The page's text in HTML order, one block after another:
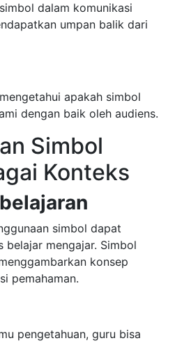
dalam komunikasi
umpan balik dari
apakah simbol
dengan baik oleh audiens.
Simbol
Konteks
simbol dapat
belajar mengajar. Simbol
konsep
pemahaman.
pengetahuan, guru bisa